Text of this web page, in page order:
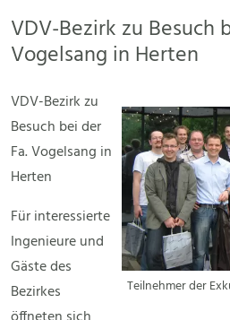
VDV-Bezirk zu Besuch
Vogelsang in Herten
Teilnehmer der
VDV-Bezirk zu
Besuch bei der
Fa. Vogelsang in
Herten
Für interessierte
Ingenieure und
Gäste des
Bezirkes